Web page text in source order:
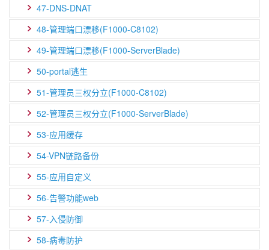
47-DNS-DNAT
48-管理端口漂移(F1000-C8102)
49-管理端口漂移(F1000-ServerBlade)
50-portal逃生
51-管理员三权分立(F1000-C8102)
52-管理员三权分立(F1000-ServerBlade)
53-应用缓存
54-VPN链路备份
55-应用自定义
56-告警功能web
57-入侵防御
58-病毒防护